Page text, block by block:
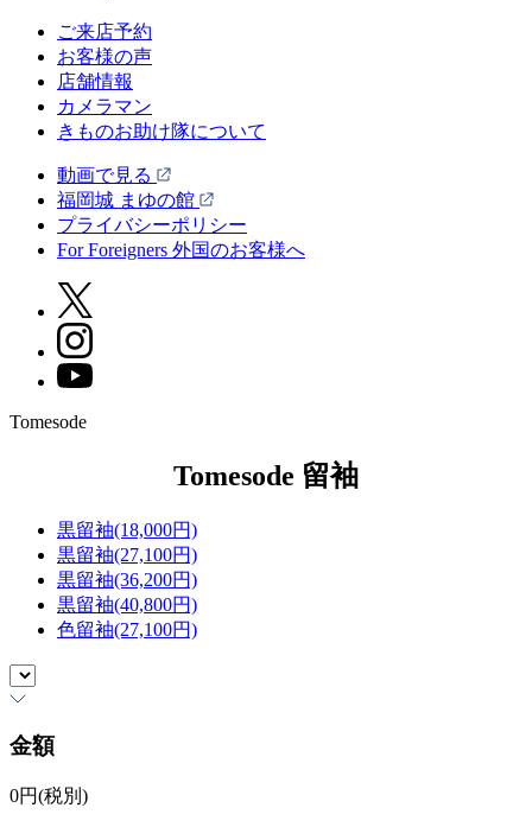
ご来店予約
お客様の声
店舗情報
カメラマン
きものお助け隊について
動画で見る
福岡城 まゆの館
プライバシーポリシー
For Foreigners 外国のお客様へ
Tomesode
Tomesode 留袖
黒留袖(18,000円)
黒留袖(27,100円)
黒留袖(36,200円)
黒留袖(40,800円)
色留袖(27,100円)
金額
0円(税別)